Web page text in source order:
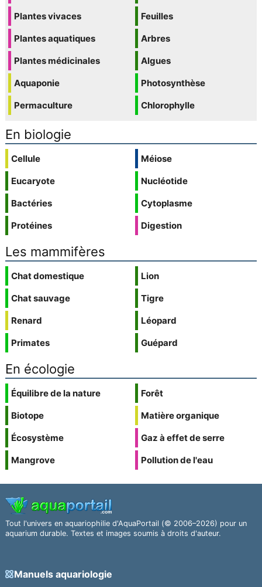
Plantes vivaces
Plantes aquatiques
Plantes médicinales
Aquaponie
Permaculture
Feuilles
Arbres
Algues
Photosynthèse
Chlorophylle
En biologie
Cellule
Eucaryote
Bactéries
Protéines
Méiose
Nucléotide
Cytoplasme
Digestion
Les mammifères
Chat domestique
Chat sauvage
Renard
Primates
Lion
Tigre
Léopard
Guépard
En écologie
Équilibre de la nature
Biotope
Écosystème
Mangrove
Forêt
Matière organique
Gaz à effet de serre
Pollution de l'eau
Tout l'univers en aquariophilie d'AquaPortail (© 2006–2026) pour un
aquarium durable. Textes et images soumis à droits d'auteur.
Manuels aquariologie